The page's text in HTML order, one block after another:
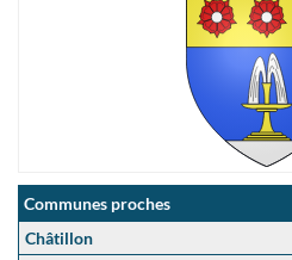
Communes proches
Châtillon